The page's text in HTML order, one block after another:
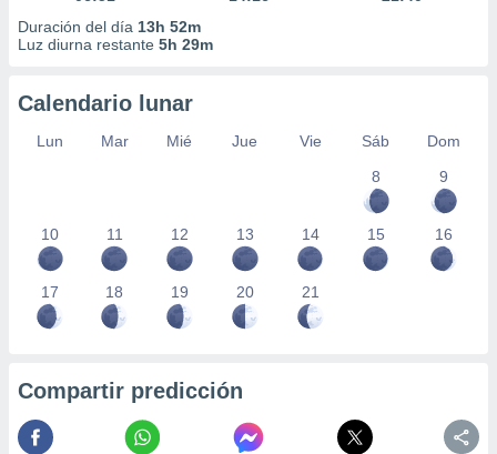
Duración del día 13h 52m
Luz diurna restante 5h 29m
Calendario lunar
Lun Mar Mié Jue Vie Sáb
Dom
8
9
10 11 12 13 14 15 16
17 18 19 20 21
Compartir predicción